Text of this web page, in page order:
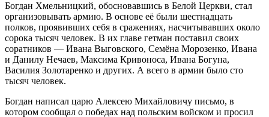
Богдан Хмельницкий, обосновавшись в Белой Церкви, стал
организовывать армию. В основе её были шестнадцать
полков, проявивших себя в сражениях, насчитывавших около
сорока тысяч человек. В их главе гетман поставил своих
соратников — Ивана Выговского, Семёна Морозенко, Ивана
и Данилу Нечаев, Максима Кривоноса, Ивана Богуна,
Василия Золотаренко и других. А всего в армии было сто
тысяч человек.
Богдан написал царю Алексею Михайловичу письмо, в
котором сообщал о победах над польским войском и просил